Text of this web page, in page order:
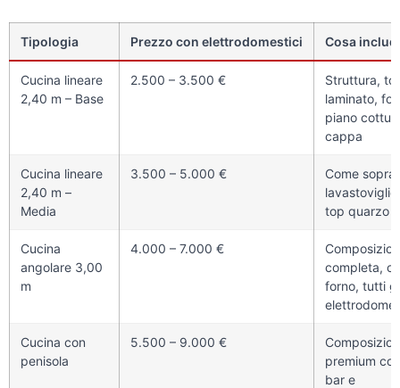
Tipologia Prezzo con elettrodomestici Cosa
Cucina lineare
2,40 m – Base
2.500 – 3.500 €
Struttura,
laminato,
piano
cappa
Cucina lineare
2,40 m –
Media
3.500 – 5.000 €
Come sopra
top quarzo
Cucina
angolare 3,00
m
4.000 – 7.000 €
completa,
forno, tutti
Cucina con
penisola
5.500 – 9.000 €
premium
bar e